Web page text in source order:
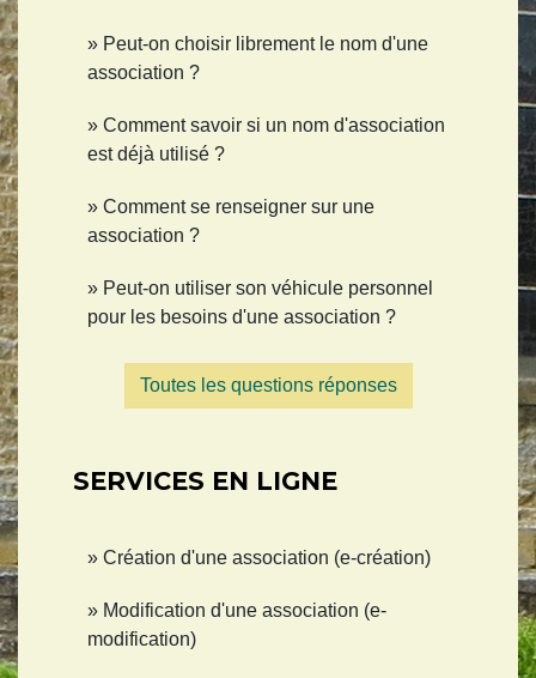
Peut-on choisir librement le nom d'une
association ?
Comment savoir si un nom d'association
est déjà utilisé ?
Comment se renseigner sur une
association ?
Peut-on utiliser son véhicule personnel
pour les besoins d'une association ?
Toutes les questions réponses
SERVICES EN LIGNE
Création d'une association (e-création)
Modification d'une association (e-
modification)